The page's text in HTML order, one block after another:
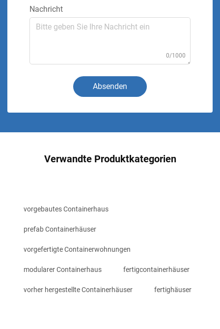
Nachricht
0/1000
Absenden
Verwandte Produktkategorien
vorgebautes Containerhaus
prefab Containerhäuser
vorgefertigte Containerwohnungen
modularer Containerhaus fertigcontainerhäuser
vorher hergestellte Containerhäuser fertighäuser